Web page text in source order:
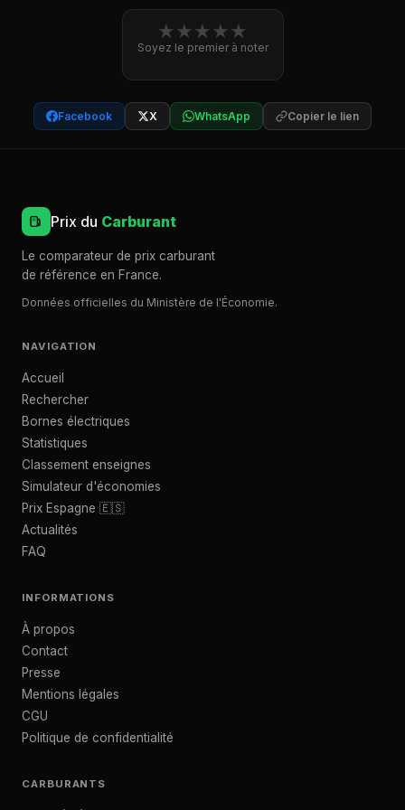
★★★★★
Soyez le premier à noter
Facebook X WhatsApp Copier le lien
Prix du Carburant
Le comparateur de prix carburant
de référence en France.
Données officielles du Ministère de l'Économie.
NAVIGATION
Accueil
Rechercher
Bornes électriques
Statistiques
Classement enseignes
Simulateur d'économies
Prix Espagne 🇪🇸
Actualités
FAQ
INFORMATIONS
À propos
Contact
Presse
Mentions légales
CGU
Politique de confidentialité
CARBURANTS